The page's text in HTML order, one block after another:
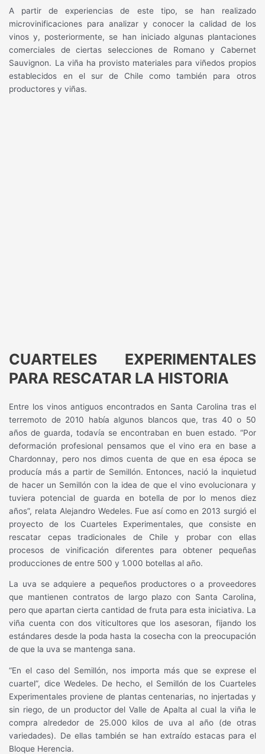
A partir de experiencias de este tipo, se han realizado
microvinificaciones para analizar y conocer la calidad de los
vinos y, posteriormente, se han iniciado algunas plantaciones
comerciales de ciertas selecciones de Romano y Cabernet
Sauvignon. La viña ha provisto materiales para viñedos propios
establecidos en el sur de Chile como también para otros
productores y viñas.
CUARTELES EXPERIMENTALES
PARA RESCATAR LA HISTORIA
Entre los vinos antiguos encontrados en Santa Carolina tras el
terremoto de 2010 había algunos blancos que, tras 40 o 50
años de guarda, todavía se encontraban en buen estado. “Por
deformación profesional pensamos que el vino era en base a
Chardonnay, pero nos dimos cuenta de que en esa época se
producía más a partir de Semillón. Entonces, nació la inquietud
de hacer un Semillón con la idea de que el vino evolucionara y
tuviera potencial de guarda en botella de por lo menos diez
años”, relata Alejandro Wedeles. Fue así como en 2013 surgió el
proyecto de los Cuarteles Experimentales, que consiste en
rescatar cepas tradicionales de Chile y probar con ellas
procesos de vinificación diferentes para obtener pequeñas
producciones de entre 500 y 1.000 botellas al año.
La uva se adquiere a pequeños productores o a proveedores
que mantienen contratos de largo plazo con Santa Carolina,
pero que apartan cierta cantidad de fruta para esta iniciativa. La
viña cuenta con dos viticultores que los asesoran, fijando los
estándares desde la poda hasta la cosecha con la preocupación
de que la uva se mantenga sana.
“En el caso del Semillón, nos importa más que se exprese el
cuartel”, dice Wedeles. De hecho, el Semillón de los Cuarteles
Experimentales proviene de plantas centenarias, no injertadas y
sin riego, de un productor del Valle de Apalta al cual la viña le
compra alrededor de 25.000 kilos de uva al año (de otras
variedades). De ellas también se han extraído estacas para el
Bloque Herencia.